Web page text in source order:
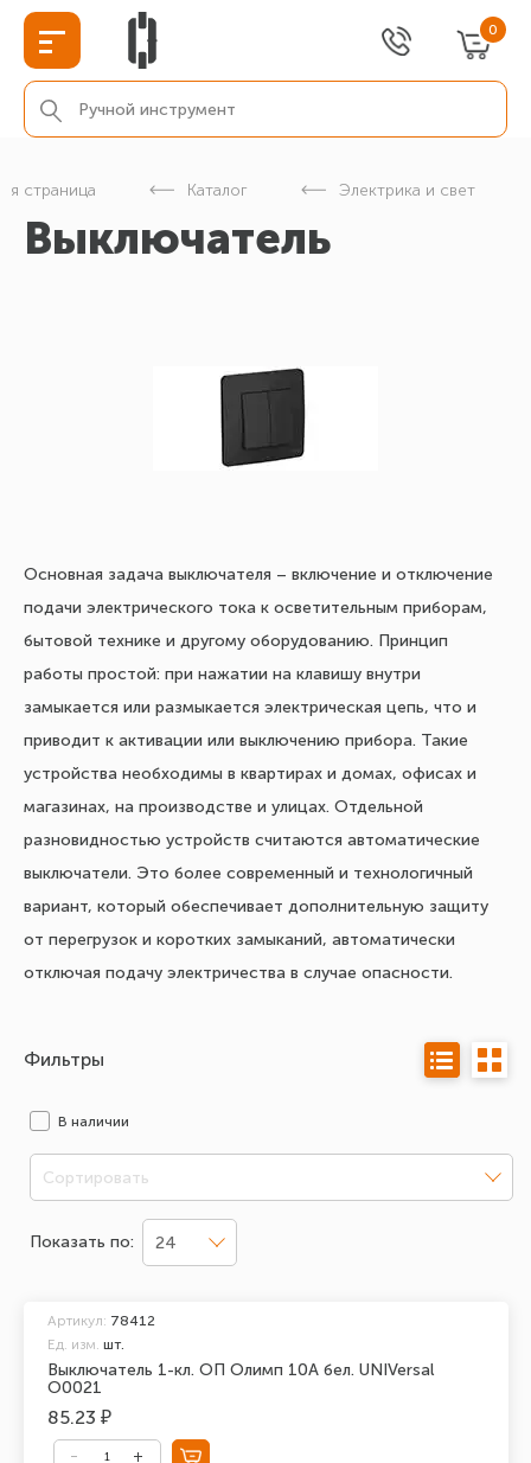
0
страница Каталог Электрика и свет
Выключатель
Основная задача выключателя – включение и отключение
подачи электрического тока к осветительным приборам,
бытовой технике и другому оборудованию. Принцип
работы простой: при нажатии на клавишу внутри
замыкается или размыкается электрическая цепь, что и
приводит к активации или выключению прибора. Такие
устройства необходимы в квартирах и домах, офисах и
магазинах, на производстве и улицах. Отдельной
разновидностью устройств считаются автоматические
выключатели. Это более современный и технологичный
вариант, который обеспечивает дополнительную защиту
от перегрузок и коротких замыканий, автоматически
отключая подачу электричества в случае опасности.
Фильтры
В наличии
Сортировать
Показать по: 24
Выключатель 1-кл. ОП Олимп 10А бел. UNIVersal
О0021
Артикул: 78412
Ед. изм. шт.
85.23 ₽